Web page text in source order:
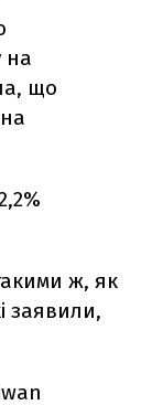
на
що
ж, як
заявили,